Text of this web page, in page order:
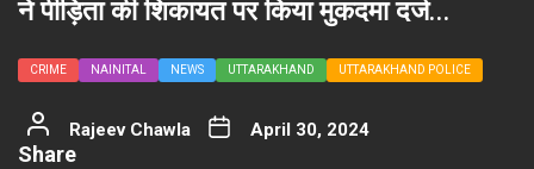
ने पीड़िता की शिकायत पर किया मुकदमा दर्ज…
CRIME NAINITAL NEWS UTTARAKHAND UTTARAKHAND POLICE
Rajeev Chawla April 30, 2024
Share